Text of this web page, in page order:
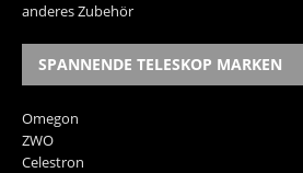
anderes Zubehör
SPANNENDE TELESKOP MARKEN
Omegon
ZWO
Celestron